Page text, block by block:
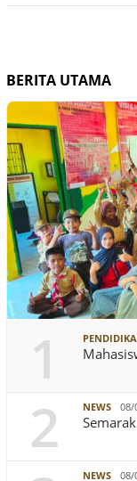
BERITA UTAMA
1
2 NEWS 08/
NEWS 08/